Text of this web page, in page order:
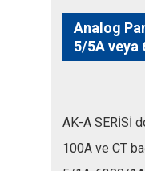
Analog
5/5A veya
AK-A SERİSİ
100A ve CT